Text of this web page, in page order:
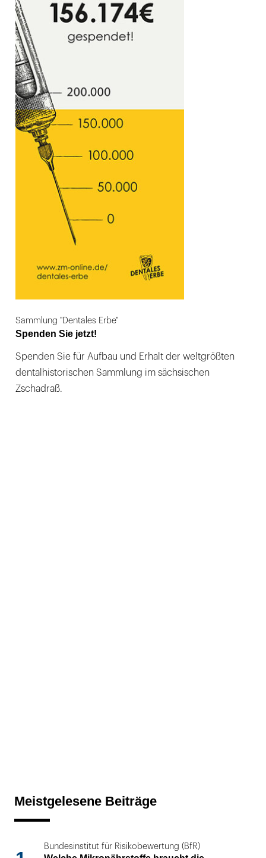
Sammlung "Dentales Erbe"
Spenden Sie jetzt!
Spenden Sie für Aufbau und Erhalt der weltgrößten
dentalhistorischen Sammlung im sächsischen
Zschadraß.
Meistgelesene Beiträge
Bundesinstitut für Risikobewertung (BfR)